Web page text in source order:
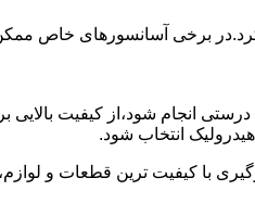
برخی آسانسورهای خاص
انجام شود،از کیفیت
انتخاب شود.
با کیفیت ترین قطعات و